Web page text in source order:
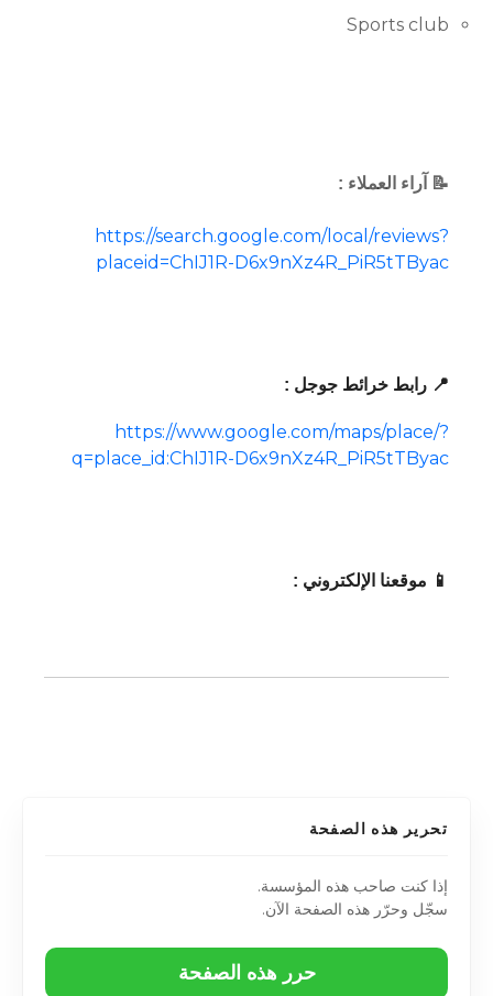
Sports club
📝 آراء العملاء :
https://search.google.com/local/reviews?
placeid=ChIJ1R-D6x9nXz4R_PiR5tTByac
📍 رابط خرائط جوجل :
https://www.google.com/maps/place/?
q=place_id:ChIJ1R-D6x9nXz4R_PiR5tTByac
📱 موقعنا الإلكتروني :
تحرير هذه الصفحة
إذا كنت صاحب هذه المؤسسة.
سجّل وحرّر هذه الصفحة الآن.
حرر هذه الصفحة